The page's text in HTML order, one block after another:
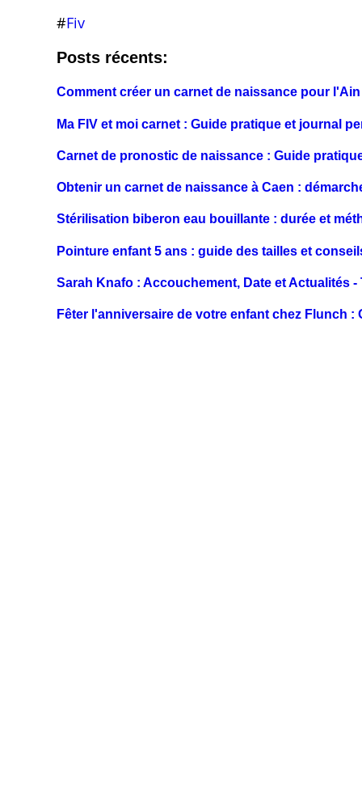
#Fiv
Posts récents:
Comment créer un carnet de naissance pour
Ma FIV et moi carnet : Guide pratique et journal
Carnet de pronostic de naissance : Guide
Obtenir un carnet de naissance à Caen :
Stérilisation biberon eau bouillante : durée et
Pointure enfant 5 ans : guide des tailles et
Sarah Knafo : Accouchement, Date et Actualités
Fêter l'anniversaire de votre enfant chez Flunch :